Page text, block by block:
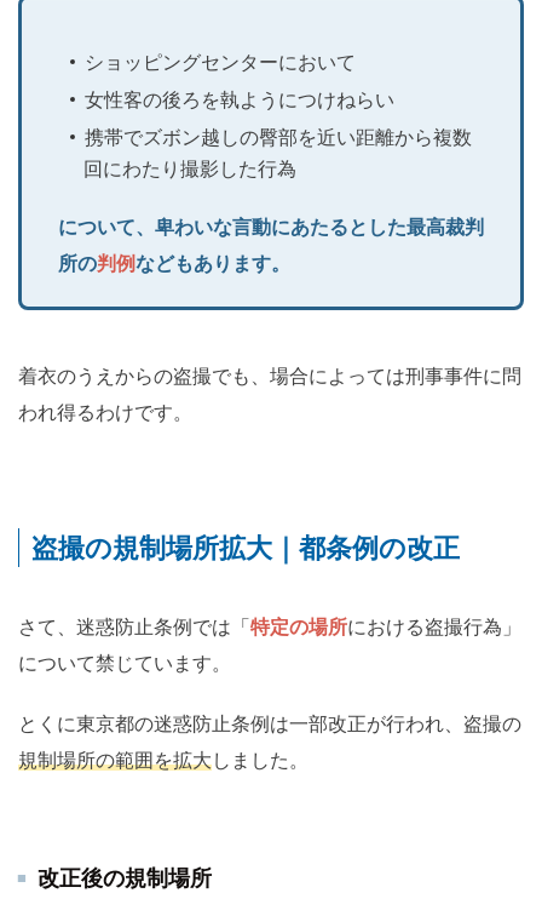
ショッピングセンターにおいて
女性客の後ろを執ようにつけねらい
携帯でズボン越しの臀部を近い距離から複数
回にわたり撮影した行為
について、卑わいな言動にあたるとした最高裁判
所の判例などもあります。
着衣のうえからの盗撮でも、場合によっては刑事事件に問
われ得るわけです。
盗撮の規制場所拡大｜都条例の改正
さて、迷惑防止条例では「 特定の場所における盗撮行為」
について禁じています。
とくに東京都の迷惑防止条例は一部改正が行われ、盗撮の
規制場所の範囲を拡大しました。
改正後の規制場所